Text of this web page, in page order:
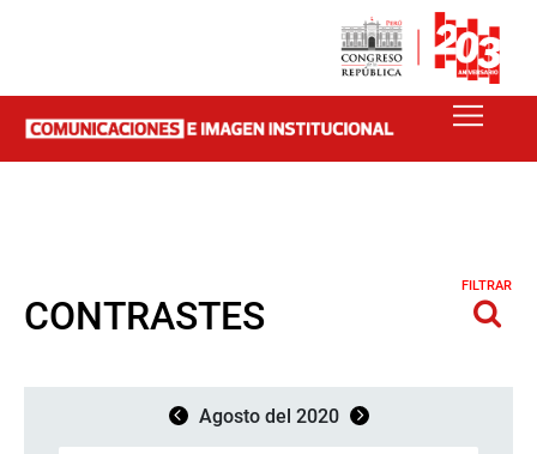
CONTRASTES
FILTRAR
Agosto del 2020